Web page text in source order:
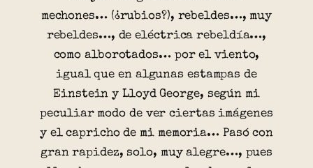
mechones… (¿rubios?), rebeldes…, muy
rebeldes…, de eléctrica rebeldía…,
como alborotados… por el viento,
igual que en algunas estampas de
Einstein y Lloyd George, según mi
peculiar modo de ver ciertas imágenes
y el capricho de mi memoria… Pasó con
gran rapidez, solo, muy alegre…, pues